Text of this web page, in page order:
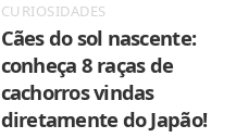
CURIOSIDADES
Cães do sol nascente:
conheça 8 raças de
cachorros vindas
diretamente do Japão!